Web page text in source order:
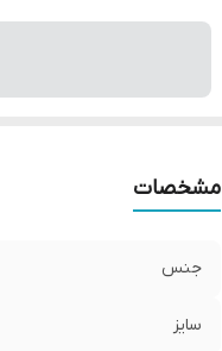
مشخصات
جنس
سایز